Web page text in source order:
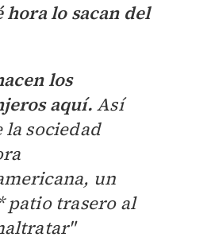
hora lo sacan del
los
aquí. Así
la sociedad
un
patio trasero al